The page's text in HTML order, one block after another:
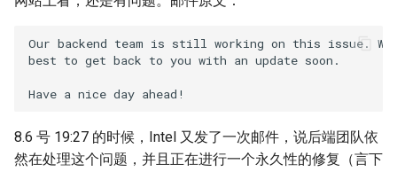
Our backend team is still working on this issue.
best to get back to you with an update soon.
8.6 号 19:27 的时候，Intel 又发了一次邮件，说后端团队依
然在处理这个问题，并且正在进行一个永久性的修复（言下